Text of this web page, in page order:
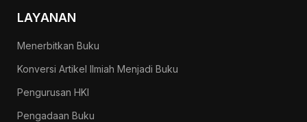
LAYANAN
Menerbitkan Buku
Konversi Artikel Ilmiah Menjadi Buku
Pengurusan HKI
Pengadaan Buku